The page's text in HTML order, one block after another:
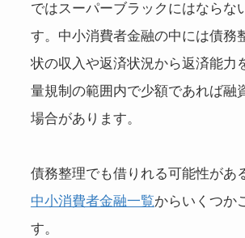
ではスーパーブラックにはならな
す。中小消費者金融の中には債務
状の収入や返済状況から返済能力
量規制の範囲内で少額であれば融
場合があります。
債務整理でも借りれる可能性があ
中小消費者金融一覧からいくつか
す。